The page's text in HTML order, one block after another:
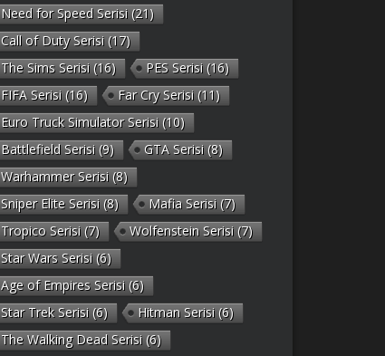
Need for Speed Serisi (21)
Call of Duty Serisi (17)
The Sims Serisi (16) PES Serisi (16)
FIFA Serisi (16) Far Cry Serisi (11)
Euro Truck Simulator Serisi (10)
Battlefield Serisi (9) GTA Serisi (8)
Warhammer Serisi (8)
Sniper Elite Serisi (8) Mafia Serisi (7)
Tropico Serisi (7) Wolfenstein Serisi (7)
Star Wars Serisi (6)
Age of Empires Serisi (6)
Star Trek Serisi (6) Hitman Serisi (6)
The Walking Dead Serisi (6)